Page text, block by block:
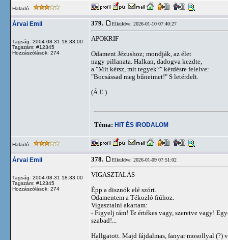
Haladó
Árvai Emil
Tagság: 2004-08-31 18:33:00
Tagszám: #12345
Hozzászólások: 274
379. Elküldve: 2026-01-10 07:40:27
APOKRIF
Odament Jézushoz; mondják, az élet
nagy pillanata. Halkan, dadogva kezdte,
a "Mit kérsz, mit tegyek?" kérdésre felelve:
"Bocsássad meg bűneimet!" S letérdelt.
(Á.E.)
Téma: HIT ÉS IRODALOM
Haladó
Árvai Emil
Tagság: 2004-08-31 18:33:00
Tagszám: #12345
Hozzászólások: 274
378. Elküldve: 2026-01-09 07:51:02
VIGASZTALÁS
Épp a disznók elé szórt.
Odamentem a Tékozló fiúhoz.
Vigasztalni akartam:
- Figyelj rám! Te értékes vagy, szeretve vagy!
szabad!...
Hallgatott. Majd fájdalmas, fanyar mosollyal (?)